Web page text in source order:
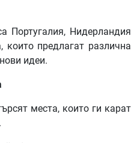
Португалия, Нидерландия
предлагат различна
идеи.
места, които ги карат